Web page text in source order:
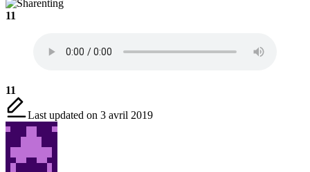
11
11
Last updated on 3 avril 2019